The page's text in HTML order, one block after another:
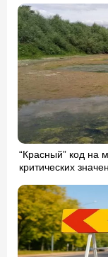
“Красный” код на
критических